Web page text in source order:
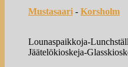
Mustasaari - Korsholm
Lounaspaikkoja-
Jäätelökioskeja-